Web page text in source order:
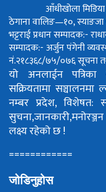
आँधीखोला
ठेगाना वालिङ—१०, स्याङजा
भट्टराईप्रधान सम्पादक:-
सम्पादक:- अर्जुन पंगेनी
नं.२१८३६८/७५/०७६सूचना
यो अनलाईन पत्रिका
सक्रियतामा सञ्चालनमा
नम्बर प्रदेश, विशेषत:
लक्ष्य रहेको छ !
============
जोडिनुहोस